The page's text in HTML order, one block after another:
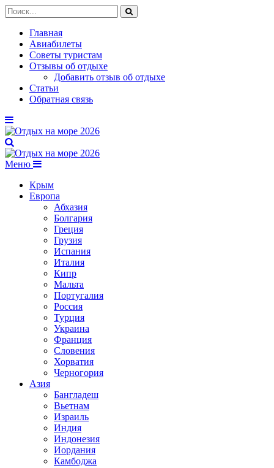
Главная
Авиабилеты
Советы туристам
Отзывы об отдыхе
Добавить отзыв об отдыхе
Статьи
Обратная связь
Меню
Крым
Европа
Абхазия
Болгария
Греция
Грузия
Испания
Италия
Кипр
Мальта
Португалия
Россия
Турция
Украина
Франция
Словения
Хорватия
Черногория
Азия
Бангладеш
Вьетнам
Израиль
Индия
Индонезия
Иордания
Камбоджа